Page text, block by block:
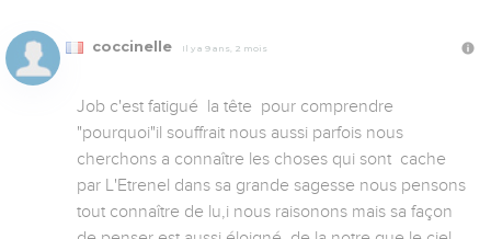
coccinelle Il y a 9 ans, 2 mois
Job c'est fatigué  la tête  pour comprendre
"pourquoi"il souffrait nous aussi parfois nous
cherchons a connaître les choses qui sont  cache
par L'Etrenel dans sa grande sagesse nous pensons
tout connaître de lu,i nous raisonons mais sa façon